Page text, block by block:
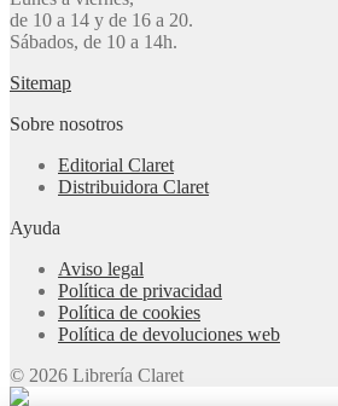
de 10 a 14 y de 16 a 20.
Sábados, de 10 a 14h.
Sitemap
Sobre nosotros
Editorial Claret
Distribuidora Claret
Ayuda
Aviso legal
Política de privacidad
Política de cookies
Política de devoluciones web
© 2026 Librería Claret